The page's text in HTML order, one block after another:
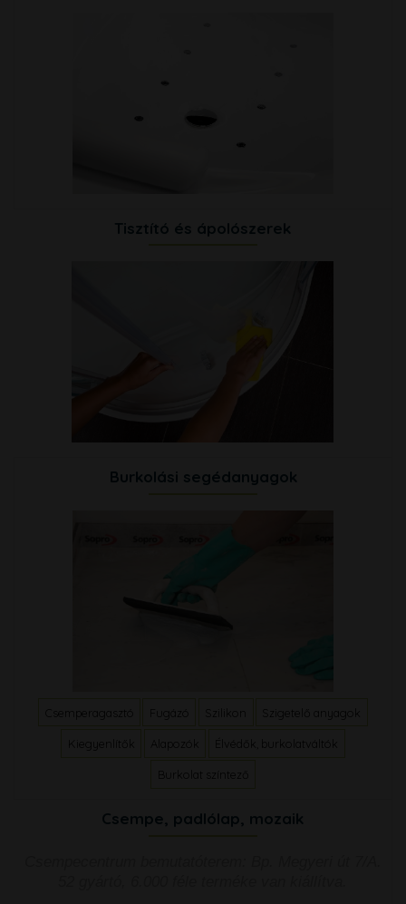
Tisztító és ápolószerek
Burkolási segédanyagok
Csemperagasztó Szigetelő anyagok
Kiegyenlítők Alapozók Élvédők, burkolatváltók
Burkolat színtező
Csempe, padlólap, mozaik